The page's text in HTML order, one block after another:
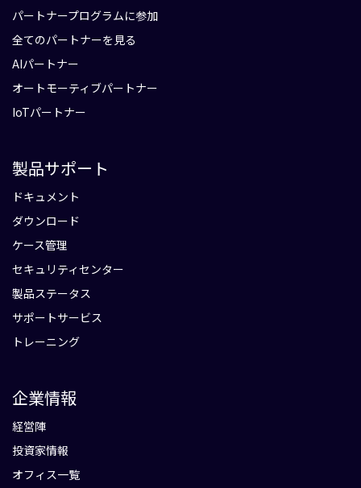
パートナープログラムに参加
全てのパートナーを見る
AIパートナー
オートモーティブパートナー
IoTパートナー
製品サポート
ドキュメント
ダウンロード
ケース管理
セキュリティセンター
製品ステータス
サポートサービス
トレーニング
企業情報
経営陣
投資家情報
オフィス一覧